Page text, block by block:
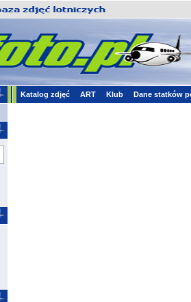
Katalog zdjęć ART Klub Dane statków